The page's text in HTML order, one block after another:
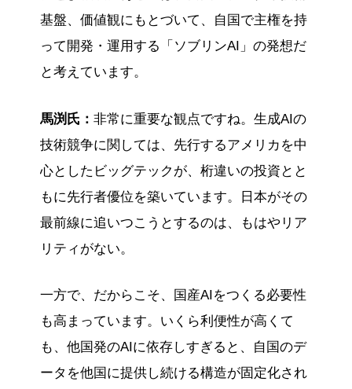
基盤、価値観にもとづいて、自国で主権を持
って開発・運用する「ソブリンAI」の発想だ
と考えています。
馬渕氏： 非常に重要な観点ですね。生成AIの
技術競争に関しては、先行するアメリカを中
心としたビッグテックが、桁違いの投資とと
もに先行者優位を築いています。日本がその
最前線に追いつこうとするのは、もはやリア
リティがない。
一方で、だからこそ、国産AIをつくる必要性
も高まっています。いくら利便性が高くて
も、他国発のAIに依存しすぎると、自国のデ
ータを他国に提供し続ける構造が固定化され